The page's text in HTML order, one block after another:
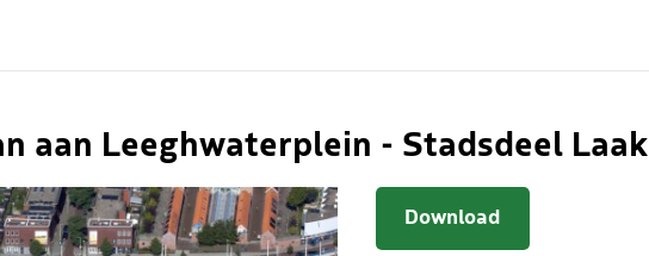
aan Leeghwaterplein - Stadsdeel Laak
Download